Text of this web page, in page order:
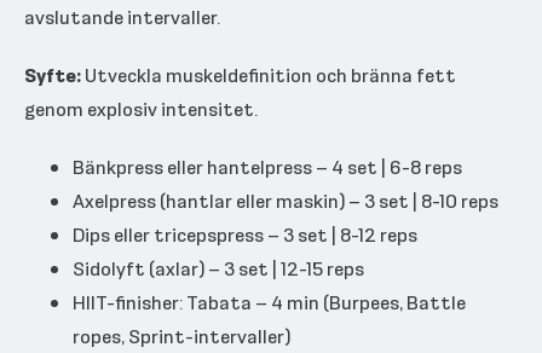
avslutande intervaller.
Syfte:Utveckla muskeldefinition och bränna fett
genom explosiv intensitet.
Bänkpress eller hantelpress – 4 set | 6-8 reps
Axelpress (hantlar eller maskin) – 3 set | 8-10 reps
Dips eller tricepspress – 3 set | 8-12 reps
Sidolyft (axlar) – 3 set | 12-15 reps
HIIT-finisher: Tabata – 4 min (Burpees, Battle
ropes, Sprint-intervaller)